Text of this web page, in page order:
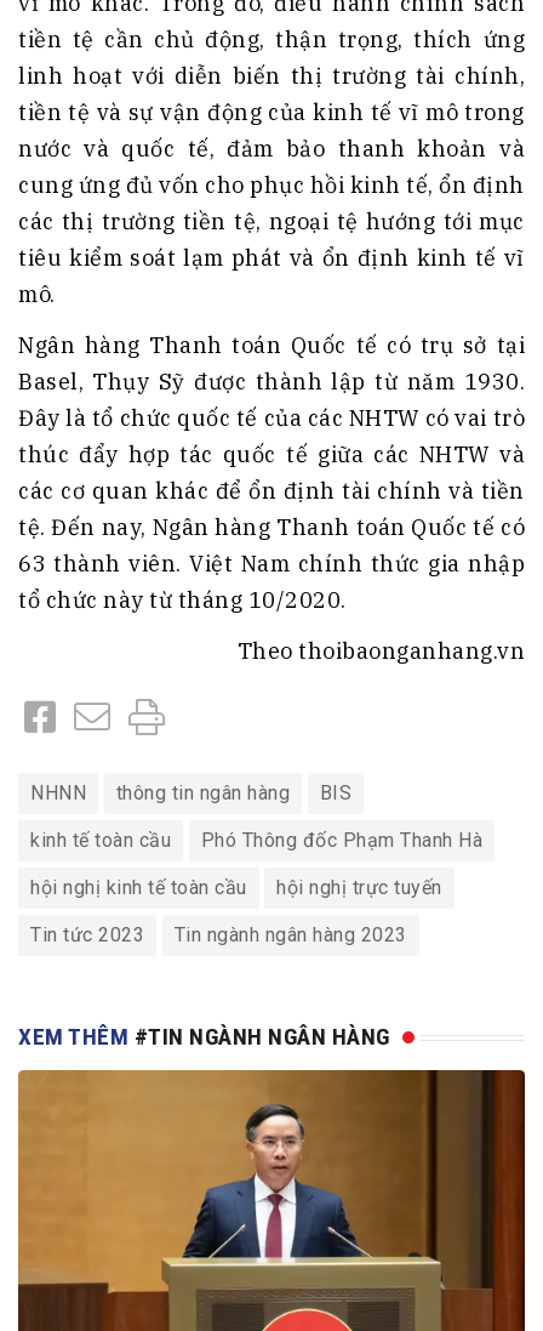
tiền tệ cần chủ động, thận trọng, thích ứng
linh hoạt với diễn biến thị trường tài chính,
tiền tệ và sự vận động của kinh tế vĩ mô trong
nước và quốc tế, đảm bảo thanh khoản và
cung ứng đủ vốn cho phục hồi kinh tế, ổn định
các thị trường tiền tệ, ngoại tệ hướng tới mục
tiêu kiểm soát lạm phát và ổn định kinh tế vĩ
mô.
Ngân hàng Thanh toán Quốc tế có trụ sở tại
Basel, Thụy Sỹ được thành lập từ năm 1930.
Đây là tổ chức quốc tế của các NHTW có vai trò
thúc đẩy hợp tác quốc tế giữa các NHTW và
các cơ quan khác để ổn định tài chính và tiền
tệ. Đến nay, Ngân hàng Thanh toán Quốc tế có
63 thành viên. Việt Nam chính thức gia nhập
tổ chức này từ tháng 10/2020.
Theo thoibaonganhang.vn
NHNN thông tin ngân hàng BIS
kinh tế toàn cầu Phó Thông đốc Phạm Thanh Hà
hội nghị kinh tế toàn cầu hội nghị trực tuyến
Tin tức 2023 Tin ngành ngân hàng 2023
XEM THÊM #TIN NGÀNH NGÂN HÀNG